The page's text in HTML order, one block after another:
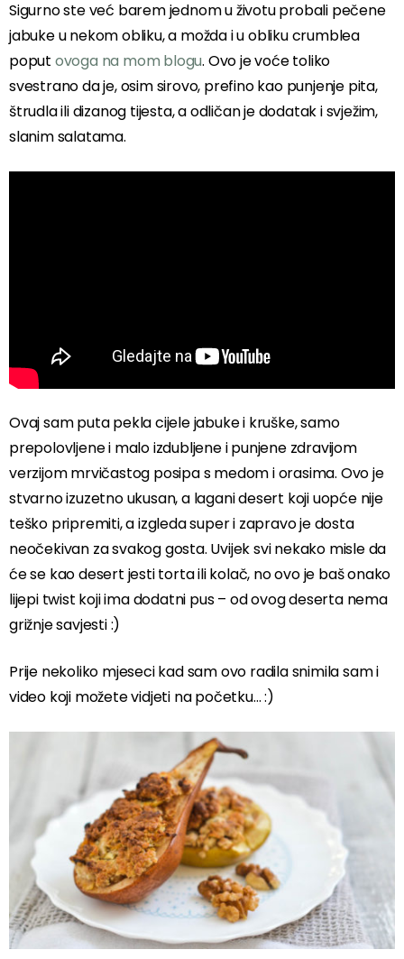
Sigurno ste već barem jednom u životu probali pečene
jabuke u nekom obliku, a možda i u obliku crumblea
poput ovoga na mom blogu. Ovo je voće toliko
svestrano da je, osim sirovo, prefino kao punjenje pita,
štrudla ili dizanog tijesta, a odličan je dodatak i svježim,
slanim salatama.
Ovaj sam puta pekla cijele jabuke i kruške, samo
prepolovljene i malo izdubljene i punjene zdravijom
verzijom mrvičastog posipa s medom i orasima. Ovo je
stvarno izuzetno ukusan, a lagani desert koji uopće nije
teško pripremiti, a izgleda super i zapravo je dosta
neočekivan za svakog gosta. Uvijek svi nekako misle da
će se kao desert jesti torta ili kolač, no ovo je baš onako
lijepi twist koji ima dodatni pus – od ovog deserta nema
grižnje savjesti :)
Prije nekoliko mjeseci kad sam ovo radila snimila sam i
video koji možete vidjeti na početku… :)